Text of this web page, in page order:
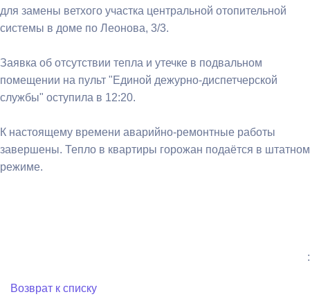
для замены ветхого участка центральной отопительной
системы в доме по Леонова, 3/3.
Заявка об отсутствии тепла и утечке в подвальном
помещении на пульт "Единой дежурно-диспетчерской
службы" оступила в 12:20.
К настоящему времени аварийно-ремонтные работы
завершены. Тепло в квартиры горожан подаётся в штатном
режиме.
:
Возврат к списку